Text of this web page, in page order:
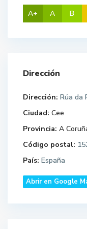
A+ A B
Dirección
Dirección: Rúa da
Ciudad: Cee
Provincia: A
Código postal:
País: España
Abrir en Google